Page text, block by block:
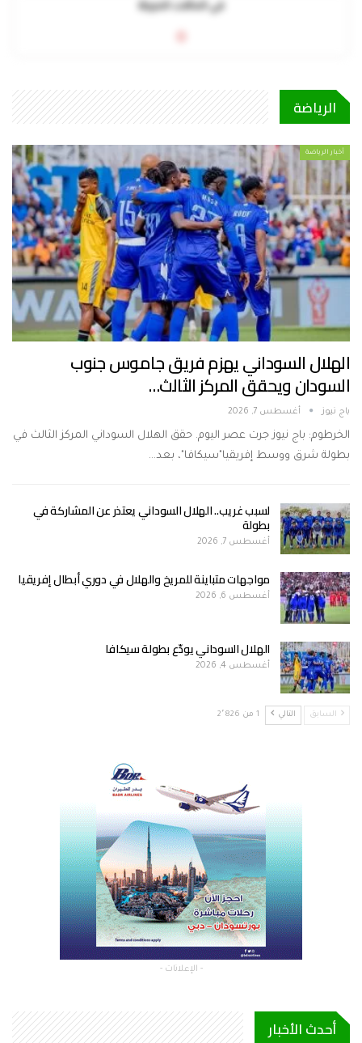
في الحالات الحرجة
الرياضة
أخبار الرياضة
الهلال السوداني يهزم فريق جاموس جنوب
السودان ويحقق المركز الثالث…
باج نيوز أغسطس 7, 2026
الخرطوم: باج نيوز جرت عصر اليوم. حقق الهلال السوداني المركز الثالث في
بطولة شرق ووسط إفريقيا"سيكافا"، بعد…
لسبب غريب.. الهلال السوداني يعتذر عن المشاركة في
بطولة
أغسطس 7, 2026
مواجهات متباينة للمريخ والهلال في دوري أبطال إفريقيا
أغسطس 6, 2026
الهلال السوداني يودّع بطولة سيكافا
أغسطس 4, 2026
السابق التالي 1 من 2٬826
- الإعلانات -
أحدث الأخبار